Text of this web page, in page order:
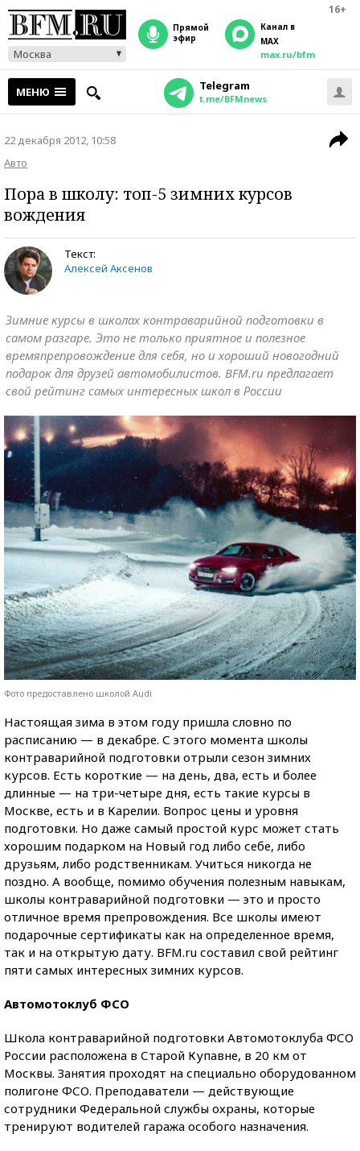
16+
Москва
прямой
эфир
Канал в
MAX
max.ru/bfm
МЕНЮ Telegram
t.me/BFMnews
22 декабря 2012, 10:58
Авто
Пора в школу: топ-5 зимних курсов
вождения
Текст:
Алексей Аксенов
Зимние курсы в школах контраварийной подготовки в
самом разгаре. Это не только приятное и полезное
времяпрепровождение для себя, но и хороший новогодний
подарок для друзей автомобилистов. BFM.ru предлагает
свой рейтинг самых интересных школ в России
Фото предоставлено школой Audi
Настоящая зима в этом году пришла словно по
расписанию — в декабре. С этого момента школы
контраварийной подготовки отрыли сезон зимних
курсов. Есть короткие — на день, два, есть и более
длинные — на три-четыре дня, есть такие курсы в
Москве, есть и в Карелии. Вопрос цены и уровня
подготовки. Но даже самый простой курс может стать
хорошим подарком на Новый год либо себе, либо
друзьям, либо родственникам. Учиться никогда не
поздно. А вообще, помимо обучения полезным навыкам,
школы контраварийной подготовки — это и просто
отличное время препровождения. Все школы имеют
подарочные сертификаты как на определенное время,
так и на открытую дату. BFM.ru составил свой рейтинг
пяти самых интересных зимних курсов.
Автомотоклуб ФСО
Школа контраварийной подготовки Автомотоклуба ФСО
России расположена в Старой Купавне, в 20 км от
Москвы. Занятия проходят на специально оборудованном
полигоне ФСО. Преподаватели — действующие
сотрудники Федеральной службы охраны, которые
тренируют водителей гаража особого назначения.